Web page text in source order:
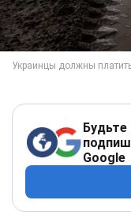
Будьте
Google